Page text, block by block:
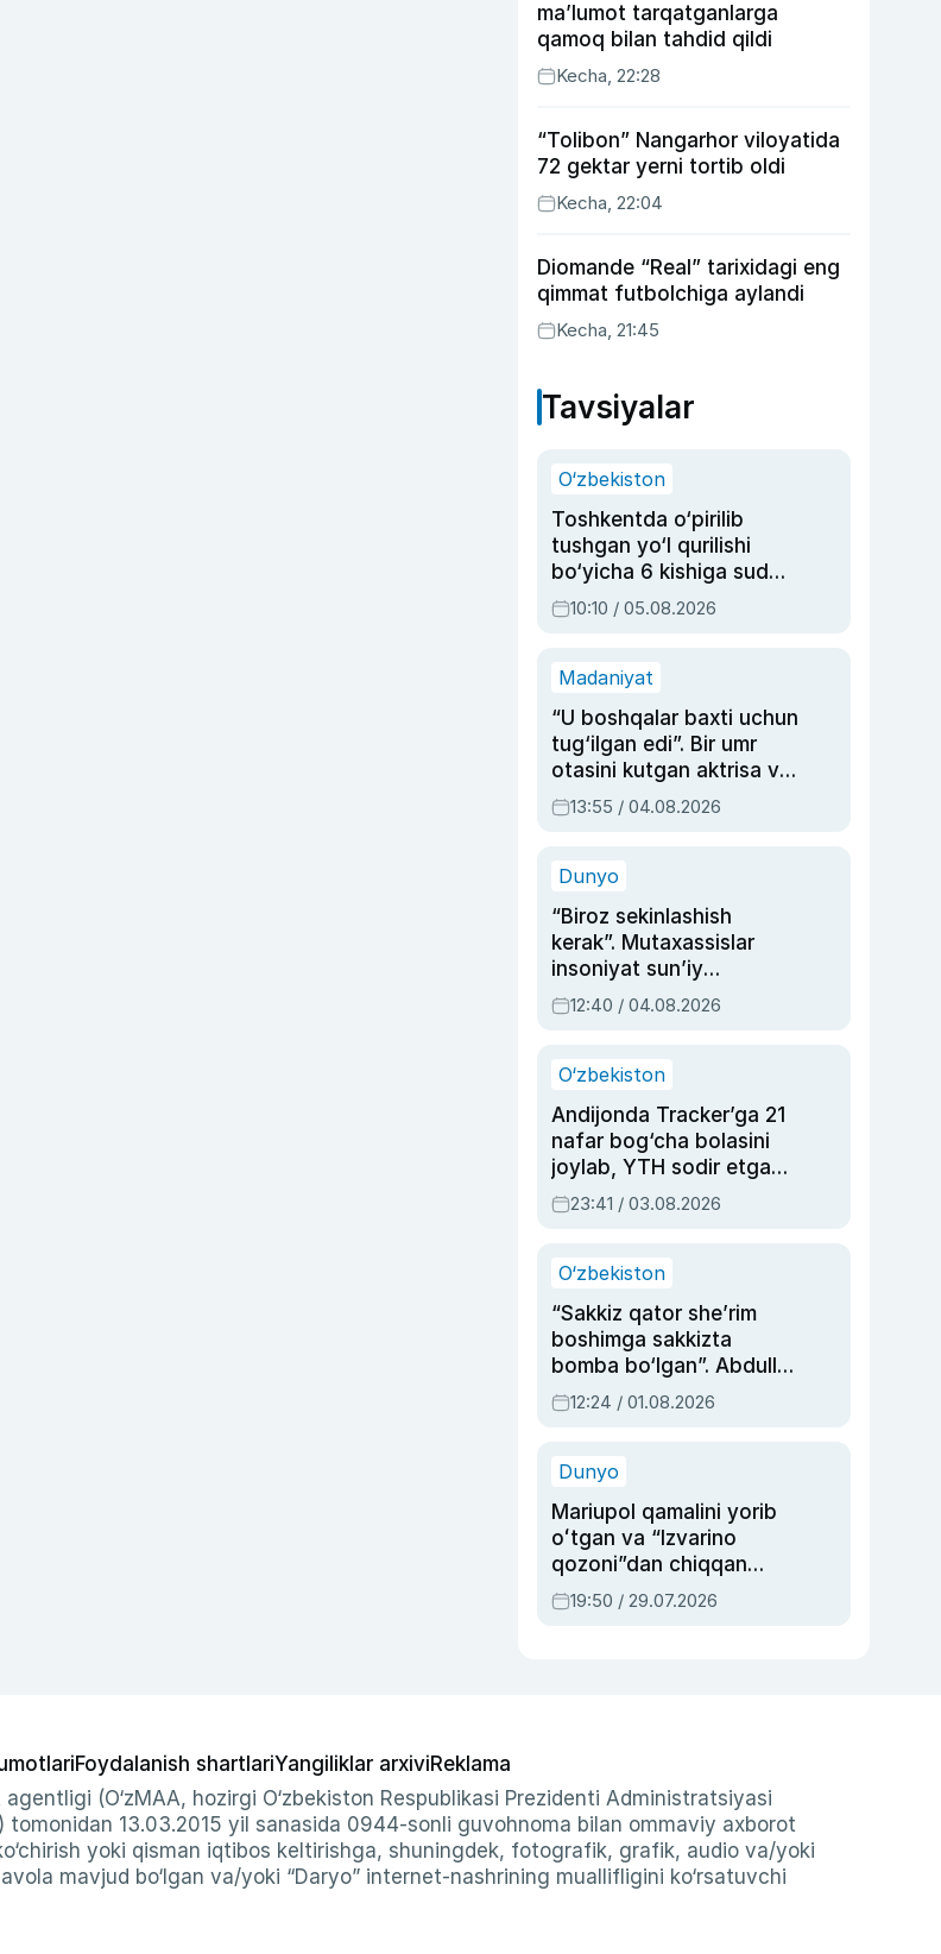
ma’lumot tarqatganlarga
qamoq bilan tahdid qildi
Kecha, 22:28
“Tolibon” Nangarhor viloyatida
72 gektar yerni tortib oldi
Kecha, 22:04
Diomande “Real” tarixidagi eng
qimmat futbolchiga aylandi
Kecha, 21:45
Tavsiyalar
O‘zbekiston
Toshkentda o‘pirilib
tushgan yo‘l qurilishi
bo‘yicha 6 kishiga sud
hukmi o‘qildi
10:10 / 05.08.2026
Madaniyat
“U boshqalar baxti uchun
tug‘ilgan edi”. Bir umr
otasini kutgan aktrisa va
dublyaj ustasi Rimma
Ahmedovaning
13:55 / 04.08.2026
Dunyo
“Biroz sekinlashish
kerak”. Mutaxassislar
insoniyat sun’iy
intellektni boshqara
olmay qolishidan xavotir
12:40 / 04.08.2026
O‘zbekiston
Andijonda Tracker’ga 21
nafar bog‘cha bolasini
joylab, YTH sodir etgan
ayolga sud hukmi o‘qildi
23:41 / 03.08.2026
O‘zbekiston
“Sakkiz qator she’rim
boshimga sakkizta
bomba bo‘lgan”. Abdulla
Oripovni siyosiy
ayblovlardan asrab
12:24 / 01.08.2026
Dunyo
Mariupol qamalini yorib
oʻtgan va “Izvarino
qozoni”dan chiqqan
qahramon — Ukraina
armiyasi bosh
19:50 / 29.07.2026
Foydalanish shartlariYangiliklar arxiviReklama
(O‘zMAA, hozirgi O‘zbekiston Respublikasi Prezidenti Administratsiyasi
13.03.2015 yil sanasida 0944-sonli guvohnoma bilan ommaviy axborot
yoki qisman iqtibos keltirishga, shuningdek, fotografik, grafik, audio va/yoki
mavjud bo‘lgan va/yoki “Daryo” internet-nashrining muallifligini ko‘rsatuvchi